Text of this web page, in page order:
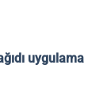
uygulama